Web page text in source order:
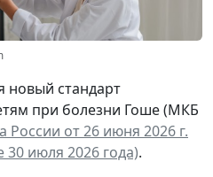
новый стандарт
при болезни Гоше (МКБ
России от 26 июня 2026 г.
июля 2026 года).